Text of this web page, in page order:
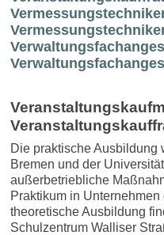
Die praktische Ausbildung
Bremen und der
außerbetriebliche
Praktikum in
theoretische Ausbildung
Schulzentrum Walliser